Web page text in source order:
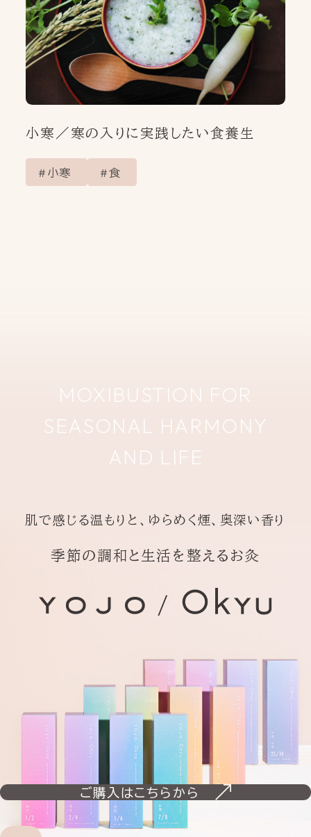
FAQ CONTACT
PRIVACY POLICY
小寒／寒の入りに実践したい食養生
小寒 食
MOXIBUSTION FOR
SEASONAL HARMONY
AND LIFE
肌で感じる温もりと、ゆらめく煙、奥深い香り
季節の調和と生活を整えるお灸
ご購入はこちらから